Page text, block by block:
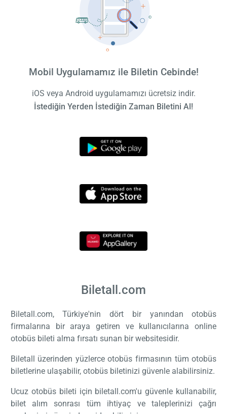
Mobil Uygulamamız ile Biletin Cebinde!
iOS veya Android uygulamamızı ücretsiz indir.
İstediğin Yerden İstediğin Zaman Biletini Al!
Biletall.com
Biletall.com, Türkiye'nin dört bir yanından otobüs
firmalarına bir araya getiren ve kullanıcılarına online
otobüs bileti alma fırsatı sunan bir websitesidir.
Biletall üzerinden yüzlerce otobüs firmasının tüm otobüs
biletlerine ulaşabilir, otobüs biletinizi güvenle alabilirsiniz.
Ucuz otobüs bileti için biletall.com'u güvenle kullanabilir,
bilet alım sonrası tüm ihtiyaç ve taleplerinizi çağrı